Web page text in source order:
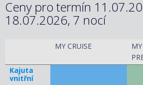
Ceny pro termín
18.07.2026, 7 nocí
MY CRUISE
Kajuta
vnitřní